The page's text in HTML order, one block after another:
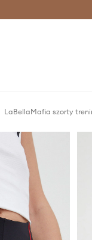
LaBellaMafia szorty